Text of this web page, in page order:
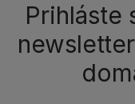
Prihláste